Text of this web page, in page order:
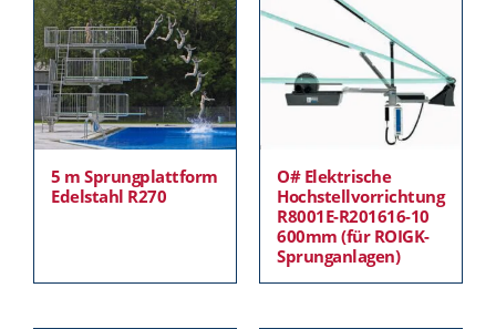
5 m Sprungplattform
Edelstahl R270
O# Elektrische
Hochstellvorrichtung
R8001E-R201616-10
600mm (für ROIGK-
Sprunganlagen)